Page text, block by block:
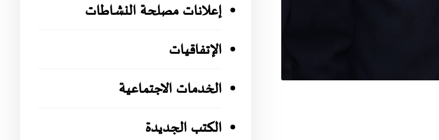
إعلانات مصلحة النشاطات
الإتفاقيات
الخدمات الاجتماعية
الكتب الجديدة